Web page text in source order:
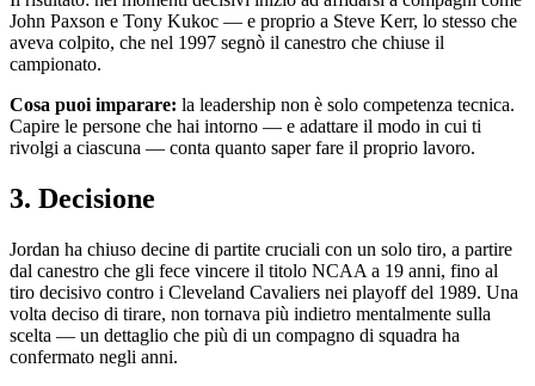
John Paxson e Tony Kukoc — e proprio a Steve Kerr, lo stesso che
aveva colpito, che nel 1997 segnò il canestro che chiuse il
campionato.
Cosa puoi imparare: la leadership non è solo competenza tecnica.
Capire le persone che hai intorno — e adattare il modo in cui ti
rivolgi a ciascuna — conta quanto saper fare il proprio lavoro.
3. Decisione
Jordan ha chiuso decine di partite cruciali con un solo tiro, a partire
dal canestro che gli fece vincere il titolo NCAA a 19 anni, fino al
tiro decisivo contro i Cleveland Cavaliers nei playoff del 1989. Una
volta deciso di tirare, non tornava più indietro mentalmente sulla
scelta — un dettaglio che più di un compagno di squadra ha
confermato negli anni.